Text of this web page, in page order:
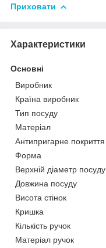
Приховати
Характеристики
Основні
Виробник
Країна виробник
Тип посуду
Матеріал
Антипригарне покриття
Форма
Верхній діаметр посуду
Довжина посуду
Висота стінок
Кришка
Кількість ручок
Матеріал ручок